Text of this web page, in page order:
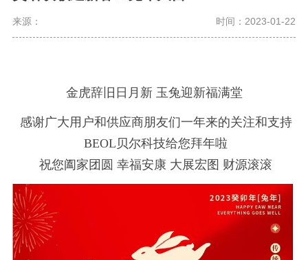
来源： 时间：2023-01-22
金虎辞旧日月新 玉兔迎新福满堂
感谢广大用户和供应商朋友们一年来的关注和支持
BEOL贝尔科技给您拜年啦
祝您阖家团圆 幸福安康 大展宏图 财源滚滚